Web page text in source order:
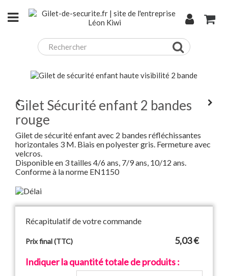
Gilet Sécurité enfant 2 bandes
rouge
Gilet de sécurité enfant avec 2 bandes réfléchissantes
horizontales 3 M. Biais en polyester gris. Fermeture avec
velcros.
Disponible en 3 tailles 4/6 ans, 7/9 ans, 10/12 ans.
Conforme à la norme EN1150
Récapitulatif de votre commande
Prix final (TTC)
5,03 €
Indiquer la quantité totale de produits :